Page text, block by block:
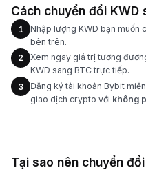
Cách chuyển đổi KWD
1
Nhập lượng KWD bạn muốn
bên trên.
2
Xem ngay giá trị tương
KWD sang BTC trực tiếp.
3
Đăng ký tài khoản Bybit
giao dịch crypto với không
Tại sao nên chuyển